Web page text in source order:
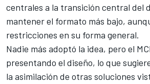
centrales a la transición central del
mantener el formato más bajo,
restricciones en su forma general.
Nadie más adoptó la idea, pero el
presentando el diseño, lo que
la asimilación de otras soluciones